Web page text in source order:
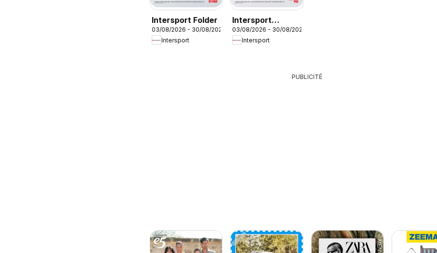
Intersport Folder
03/08/2026 - 30/08/2026
Intersport
Intersport
Publicité
03/08/2026 - 30/08/2026
Intersport
PUBLICITÉ